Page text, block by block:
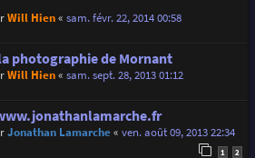
Will Hien« sam. févr. 22, 2014 00:58
photographie de Mornant
Will Hien« sam. sept. 28, 2013 01:12
Jonathan Lamarche« ven. août 09, 2013 22:34
1 2